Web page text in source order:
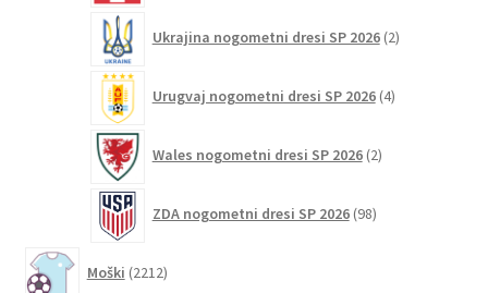
Ukrajina nogometni dresi SP 2026 2izdelka
Urugvaj nogometni dresi SP 2026 4izdelki
Wales nogometni dresi SP 2026 2izdelka
ZDA nogometni dresi SP 2026 98izdelkov
Moški 2212izdelkov